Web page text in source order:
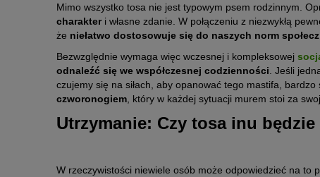
Mimo wszystko tosa nie jest typowym psem rodzinnym.
charakteri własne zdanie. W połączeniu z niezwykłą
że niełatwo dostosowuje się do naszych norm
Bezwzględnie wymaga więc wczesnej i kompleksowej
odnaleźć się we współczesnej codzienności. Jeśli
czujemy się na siłach, aby opanować tego mastifa,
czworonogiem, który w każdej sytuacji murem stoi za
Utrzymanie: Czy tosa inu
W rzeczywistości niewiele osób może odpowiedzieć na to